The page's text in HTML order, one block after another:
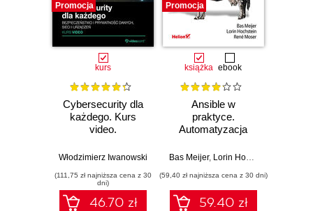
Promocja
kurs
Cybersecurity dla
każdego. Kurs
video.
prywatność
urządzeń
Włodzimierz Iwanowski
(111,75 zł najniższa cena z 30
dni)
46.70 zł
Promocja
książka ebook
Ansible w
praktyce.
Automatyzacja
instalowanie
Wydanie III
Bas Meijer, Lorin Hochstein
(59,40 zł najniższa cena z 30 dni)
59.40 zł